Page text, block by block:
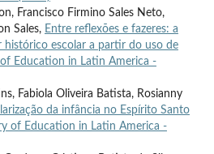
Francisco Firmino Sales Neto,
Sales, Entre reflexões e fazeres: a
histórico escolar a partir do uso de
Education in Latin America -
Fabiola Oliveira Batista, Rosianny
da infância no Espírito Santo
of Education in Latin America -